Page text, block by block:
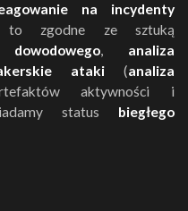
na incydenty
zgodne ze sztuką
, analiza
ataki(analiza
aktywności i
status biegłego